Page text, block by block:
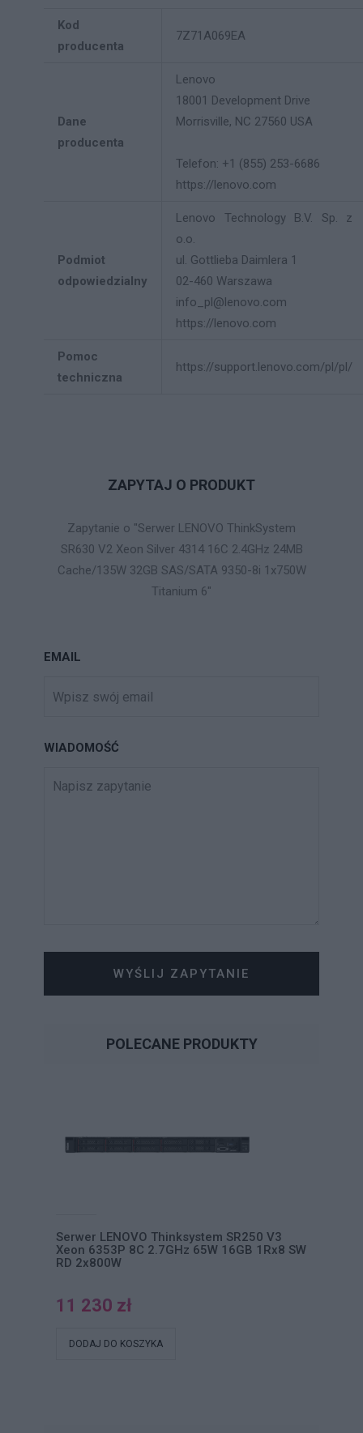
Kod
producenta
7Z71A069EA
Dane
producenta
Lenovo
18001 Development Drive
Morrisville, NC 27560 USA
Telefon: +1 (855) 253-6686
https://lenovo.com
Podmiot
odpowiedzialny
Lenovo Technology B.V. Sp. z
o.o.
ul. Gottlieba Daimlera 1
02-460 Warszawa
info_pl@lenovo.com
https://lenovo.com
Pomoc
techniczna
https://support.lenovo.com/pl/pl/
ZAPYTAJ O PRODUKT
Zapytanie o "Serwer LENOVO ThinkSystem
SR630 V2 Xeon Silver 4314 16C 2.4GHz 24MB
Cache/135W 32GB SAS/SATA 9350-8i 1x750W
Titanium 6"
EMAIL
WIADOMOŚĆ
WYŚLIJ ZAPYTANIE
POLECANE PRODUKTY
Serwer LENOVO Thinksystem SR250 V3
Xeon 6353P 8C 2.7GHz 65W 16GB 1Rx8 SW
RD 2x800W
11 230 zł
DODAJ DO KOSZYKA